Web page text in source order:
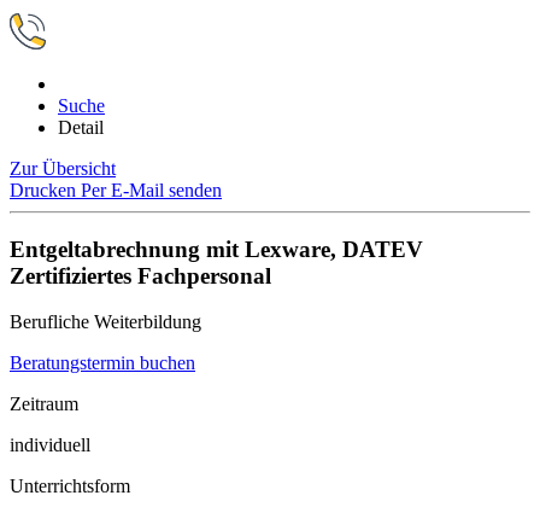
Suche
Detail
Zur Übersicht
Drucken Per E-Mail senden
Entgeltabrechnung mit Lexware, DATEV
Zertifiziertes Fachpersonal
Berufliche Weiterbildung
Beratungstermin buchen
Zeitraum
individuell
Unterrichtsform